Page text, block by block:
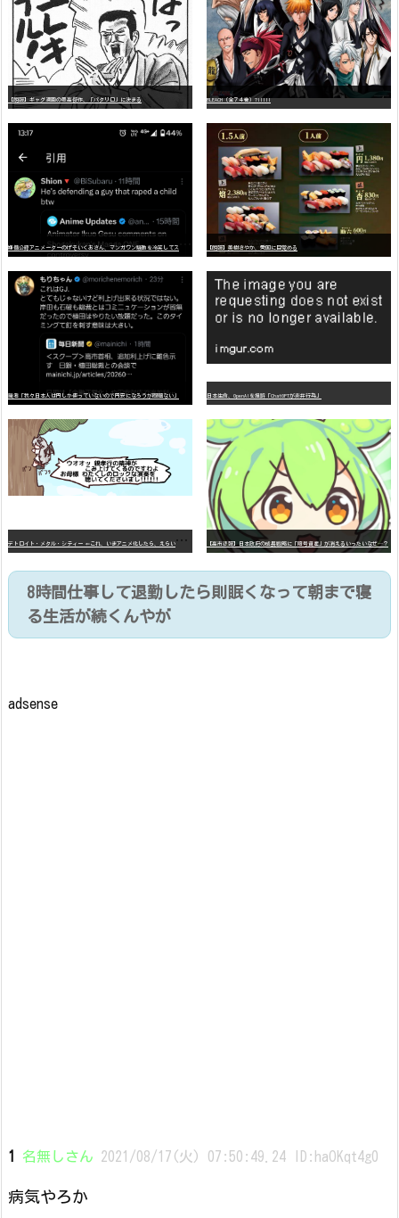
【朗報】ギャグ漫画の最高傑作、「パタリロ」に決まる BLEACH（全７４巻）?!!!!!
【朗報】美樹さやか、愛国に目覚める
識者「我々日本人は円しか使っていないので円安になろうが問題ない」 日本生命、OpenAIを提訴「ChatGPTが非弁行為」
デ
トロイト・メタル・シティー ⇐これ、いまアニメ化したら、えらいことになってたよな？ 【高市悲報】日本政府の成長戦略に「暗号資産」が消えるいったいなぜ…？
8時間仕事して退勤したら則眠くなって朝まで寝
る生活が続くんやが
adsense
1 名無しさん 2021/08/17(火) 07:50:49.24 ID:haOKqt4g0
病気やろか